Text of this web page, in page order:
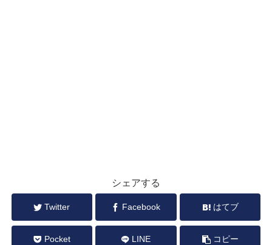
シェアする
Twitter Facebook はてブ
Pocket LINE コピー